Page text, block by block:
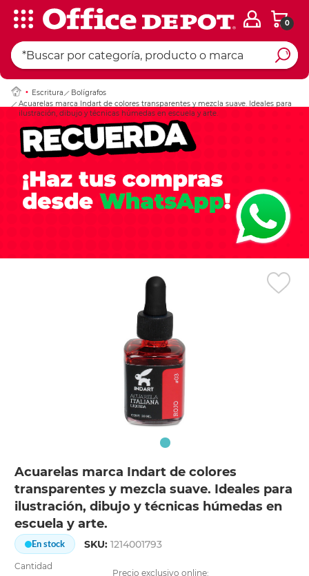
0
Escritura
Bolígrafos
Acuarelas marca Indart de colores transparentes y mezcla suave. Ideales para
ilustración, dibujo y técnicas húmedas en escuela y arte.
Acuarelas marca Indart de colores
transparentes y mezcla suave. Ideales para
ilustración, dibujo y técnicas húmedas en
escuela y arte.
En stock SKU:1214001793
Cantidad
Precio exclusivo online:
Ingresar Codigo